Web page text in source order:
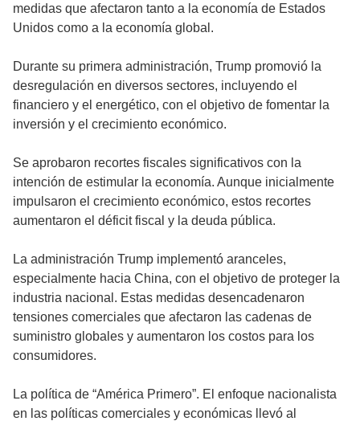
medidas que afectaron tanto a la economía de Estados
Unidos como a la economía global.
Durante su primera administración, Trump promovió la
desregulación en diversos sectores, incluyendo el
financiero y el energético, con el objetivo de fomentar la
inversión y el crecimiento económico.
Se aprobaron recortes fiscales significativos con la
intención de estimular la economía. Aunque inicialmente
impulsaron el crecimiento económico, estos recortes
aumentaron el déficit fiscal y la deuda pública.
La administración Trump implementó aranceles,
especialmente hacia China, con el objetivo de proteger la
industria nacional. Estas medidas desencadenaron
tensiones comerciales que afectaron las cadenas de
suministro globales y aumentaron los costos para los
consumidores.
La política de “América Primero”. El enfoque nacionalista
en las políticas comerciales y económicas llevó al